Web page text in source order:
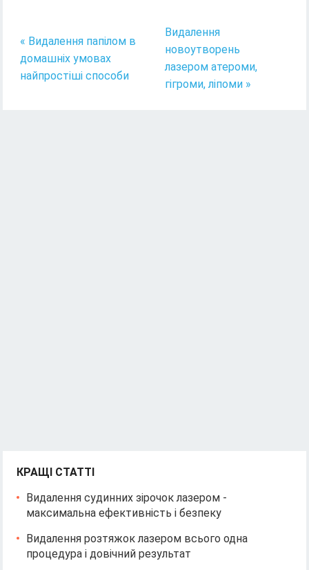
« Видалення папілом в
домашніх умовах
найпростіші способи
Видалення
новоутворень
лазером атероми,
гігроми, ліпоми »
КРАЩІ СТАТТІ
Видалення судинних зірочок лазером -
максимальна ефективність і безпеку
Видалення розтяжок лазером всього одна
процедура і довічний результат